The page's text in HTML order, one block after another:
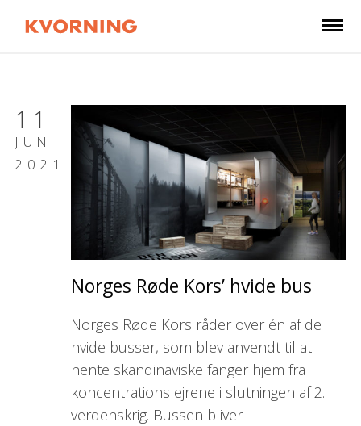
11
JUN
2021
Norges Røde Kors’ hvide bus
Norges Røde Kors råder over én af de
hvide busser, som blev anvendt til at
hente skandinaviske fanger hjem fra
koncentrationslejrene i slutningen af 2.
verdenskrig. Bussen bliver